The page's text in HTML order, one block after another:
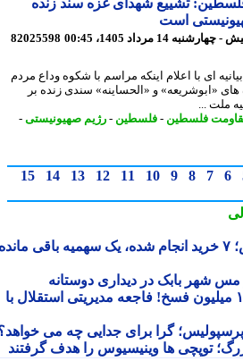
تشییع شهدای غزه سند زنده
است
82025598
با اعلام اینکه مراسم با شکوه وداع مردم
و «الحساینه» سندی زنده بر
...
فلسطین-فلسطین-رژیم صهیونیستی-
7
8
9
10
11
12
13
14
15
بحران سهمیه پرسپولیس؛ ۷ خرید انجام شده، یک سهمیه باقی مانده
بابک در دیداری دوستانه
قرارداد، ۱۰۰ میلیون فسخ! فاجعه مدیریتی استقلال با
توپچی ها وینیسیوس را هدف گرفتند